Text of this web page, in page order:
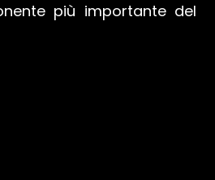
più importante del